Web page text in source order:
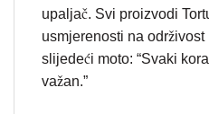
upaljač. Svi proizvodi
usmjerenosti na
slijedeći moto: “Svaki
važan.”